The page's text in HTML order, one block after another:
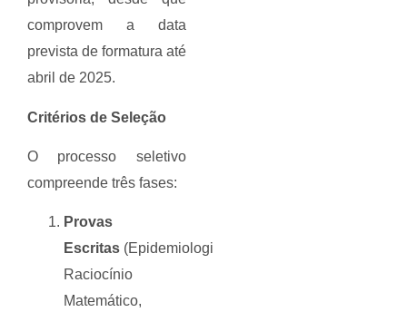
comprovem a data
prevista de formatura até
abril de 2025.
Critérios de Seleção
O processo seletivo
compreende três fases:
Provas
Escritas (Epidemiologia,
Raciocínio
Matemático,